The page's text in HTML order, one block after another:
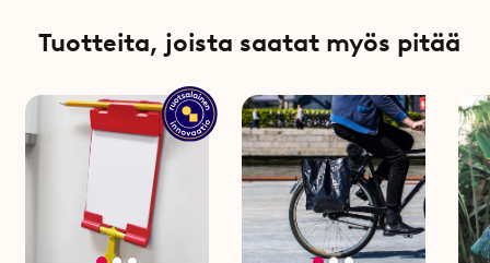
Tuotteita, joista saatat myös pitää